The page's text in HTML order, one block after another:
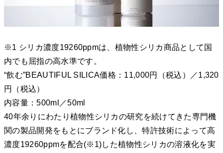
※1 シリカ濃度19260ppmは、植物性シリカ商品として国
内でも屈指の高水準です。
“飲む”BEAUTIFUL SILICA価格：11,000円（税込）／1,320
円（税込）
内容量：500ml／50ml
40年余りにわたり植物性シリカの研究を続けてきた専門機
関の製品開発をもとにブランド化し、特許技術によって高
濃度19260ppmを配合(※1)した植物性シリカの溶液化を実